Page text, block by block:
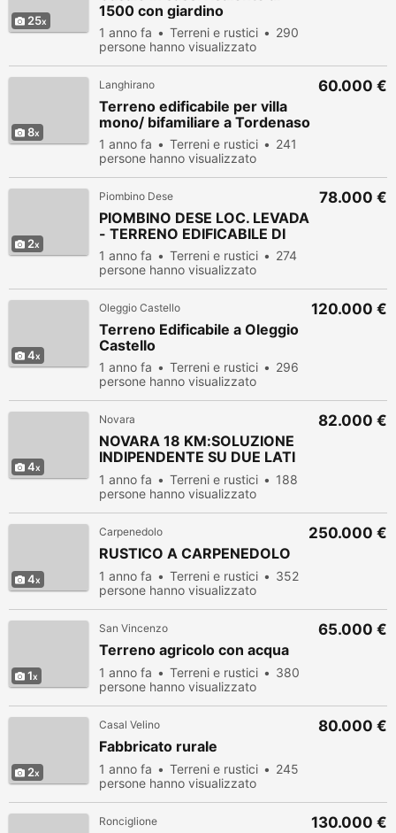
25
1500 con giardino
1 anno fa Terreni e rustici
290
persone hanno visualizzato
8
Langhirano
Terreno edificabile per villa
mono/ bifamiliare a Tordenaso
1 anno fa Terreni e rustici
241
persone hanno visualizzato
60.000 €
2
Piombino Dese
PIOMBINO DESE LOC. LEVADA
- TERRENO EDIFICABILE DI
1 anno fa Terreni e rustici
274
persone hanno visualizzato
78.000 €
4
Oleggio Castello
Terreno Edificabile a Oleggio
Castello
1 anno fa Terreni e rustici
296
persone hanno visualizzato
120.000 €
4
Novara
NOVARA 18 KM:SOLUZIONE
INDIPENDENTE SU DUE LATI
CO
1 anno fa Terreni e rustici
188
persone hanno visualizzato
82.000 €
4
Carpenedolo
RUSTICO A CARPENEDOLO
1 anno fa Terreni e rustici
352
persone hanno visualizzato
250.000 €
1
San Vincenzo
Terreno agricolo con acqua
1 anno fa Terreni e rustici
380
persone hanno visualizzato
65.000 €
2
Casal Velino
Fabbricato rurale
1 anno fa Terreni e rustici
245
persone hanno visualizzato
80.000 €
Ronciglione 130.000 €